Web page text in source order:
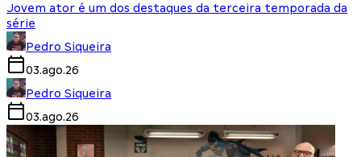
Jovem ator é um dos destaques da terceira temporada da
série
Pedro Siqueira
03.ago.26
Pedro Siqueira
03.ago.26